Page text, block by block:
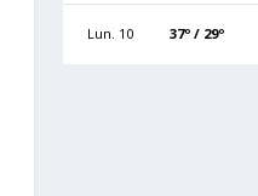
Lun. 10 37º / 29º